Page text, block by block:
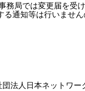
務局では変更届を受
る通知等は行いません
法人日本ネットワー